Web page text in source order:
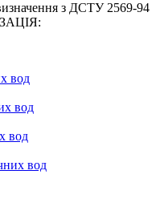
з ДСТУ 2569-94
вод
вод
вод
вод